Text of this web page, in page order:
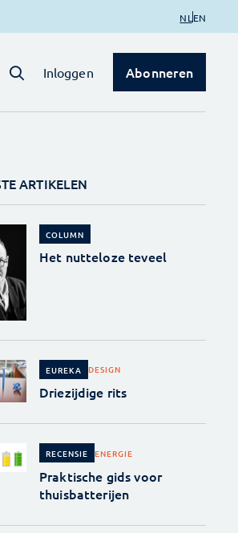
NL EN
Inloggen Abonneren
ARTIKELEN
COLUMN
Het nutteloze teveel
EUREKA DESIGN
Driezijdige rits
RECENSIE ENERGIE
Praktische gids voor
thuisbatterijen